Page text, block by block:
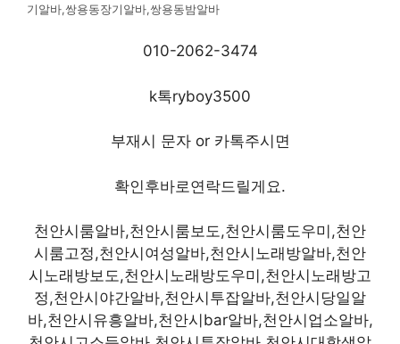
기알바,쌍용동장기알바,쌍용동밤알바
010-2062-3474
k톡ryboy3500
부재시 문자 or 카톡주시면
확인후바로연락드릴게요.
천안시룸알바,천안시룸보도,천안시룸도우미,천안
시룸고정,천안시여성알바,천안시노래방알바,천안
시노래방보도,천안시노래방도우미,천안시노래방고
정,천안시야간알바,천안시투잡알바,천안시당일알
바,천안시유흥알바,천안시bar알바,천안시업소알바,